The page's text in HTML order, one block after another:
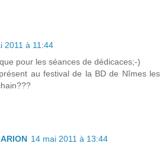
2011 à 11:44
pour les séances de dédicaces;-)
au festival de la BD de Nîmes les
14 mai 2011 à 13:44